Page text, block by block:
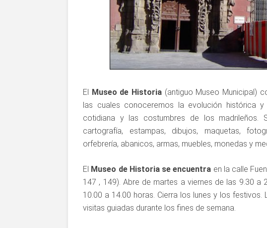
El Museo de Historia (antiguo Museo Municipal)
las cuales conoceremos la evolución histórica
cotidiana y las costumbres de los madrileños.
cartografía, estampas, dibujos, maquetas,
orfebrería, abanicos, armas, muebles, monedas y
El Museo de Historia se encuentra en la calle
147 , 149). Abre de martes a viernes de las 9.30
10.00 a 14.00 horas. Cierra los lunes y los festivos.
visitas guiadas durante los fines de semana.